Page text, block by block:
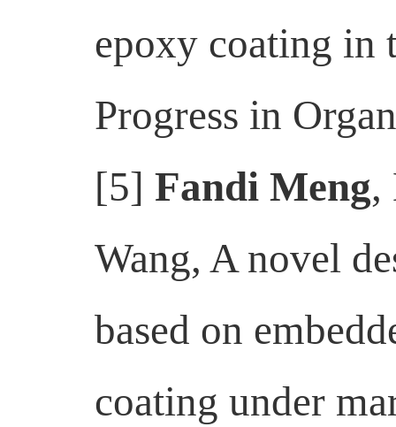
epoxy coating in
Progress in
[5] Fandi Meng,
Wang, A novel
based on
coating under